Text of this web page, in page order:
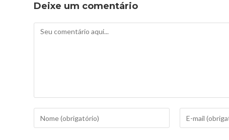
Deixe um comentário